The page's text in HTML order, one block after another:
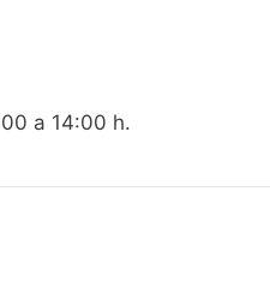
a 14:00 h.